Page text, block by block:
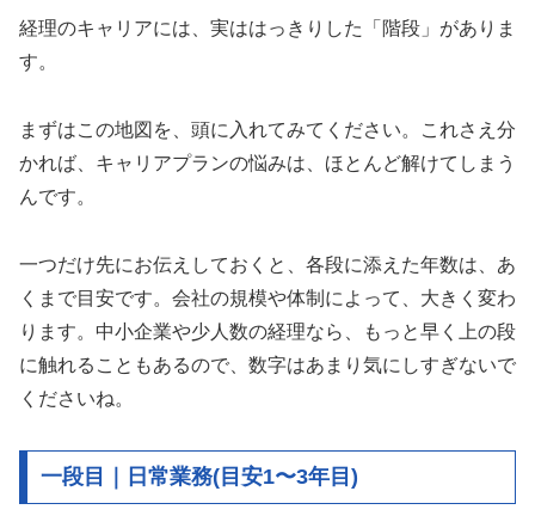
経理のキャリアには、実ははっきりした「階段」がありま
す。
まずはこの地図を、頭に入れてみてください。これさえ分
かれば、キャリアプランの悩みは、ほとんど解けてしまう
んです。
一つだけ先にお伝えしておくと、各段に添えた年数は、あ
くまで目安です。会社の規模や体制によって、大きく変わ
ります。中小企業や少人数の経理なら、もっと早く上の段
に触れることもあるので、数字はあまり気にしすぎないで
くださいね。
一段目｜日常業務(目安1〜3年目)